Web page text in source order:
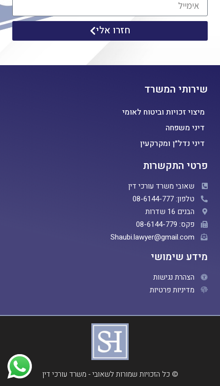
חזרו אלי
שירותי המשרד
מיצוי זכויות וביטוח לאומי
דיני משפחה
דיני נדל״ן ומקרקעין
פרטי התקשרות
שאובי משרד עורכי דין
טלפון: 08-6144-777
הבנים 16 שדרות
פקס: 08-6144-779
Shaubi.lawyer@gmail.com
מידע שימושי
הצהרת נגישות
מדיניות פרטיות
© כל הזכויות שמורות לשאובי - משרד עורכי דין